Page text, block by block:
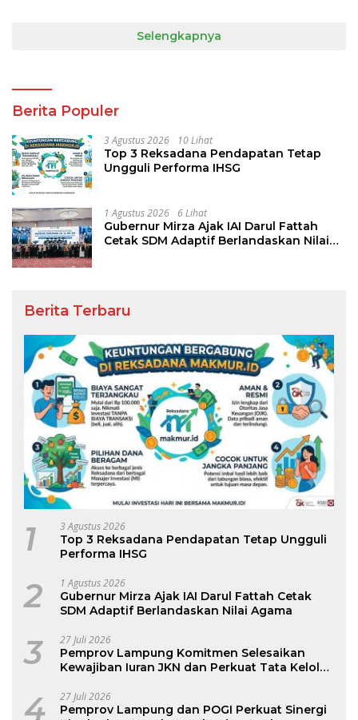
Selengkapnya
Berita Populer
3 Agustus 2026 10 Lihat
Top 3 Reksadana Pendapatan Tetap
Ungguli Performa IHSG
1 Agustus 2026 6 Lihat
Gubernur Mirza Ajak IAI Darul Fattah
Cetak SDM Adaptif Berlandaskan Nilai
Berita Terbaru
1 3 Agustus 2026
Top 3 Reksadana Pendapatan Tetap Ungguli
Performa IHSG
2 1 Agustus 2026
Gubernur Mirza Ajak IAI Darul Fattah Cetak
SDM Adaptif Berlandaskan Nilai Agama
3 27 Juli 2026
Pemprov Lampung Komitmen Selesaikan
Kewajiban Iuran JKN dan Perkuat Tata Kelola
4 27 Juli 2026
Pemprov Lampung dan POGI Perkuat Sinergi